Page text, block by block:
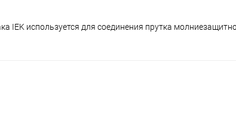
IEK используется для соединения прутка